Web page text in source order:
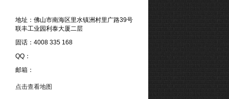
地址：佛山市南海区里水镇洲村里广路39号
联丰工业园利泰大厦二层
固话：4008 335 168
QQ：
邮箱：
点击查看地图